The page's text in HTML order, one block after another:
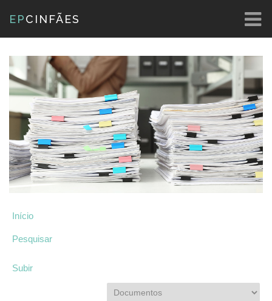
EPCINFÃES
Início
Pesquisar
Subir